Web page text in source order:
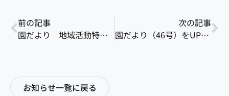
前の記事
園だより 地域活動特集号をUPしました
次の記事
園だより（46号）をUPしました。
お知らせ一覧に戻る